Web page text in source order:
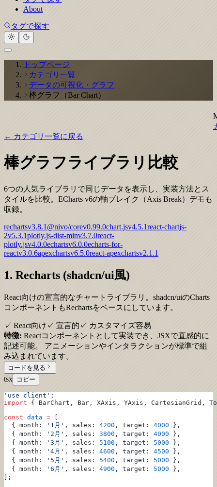
About
タグで探す
トップページ
カテゴリ一覧
データの可視化・グラフ
棒グラフ（Bar Chart）
← カテゴリ一覧に戻る
棒グラフライブラリ比較
6つの人気ライブラリで同じデータを表示し、実装方法とス
タイルを比較。ECharts v6の軸ブレイク（Axis Break）デモも
収録。
rechartsv3.8.1 @nivo/corev0.99.0chart.jsv4.5.1react-chartjs-
2v5.3.1plotly.js-dist-minv3.7.0react-
plotly.jsv4.0.0echartsv6.0.0echarts-for-
reactv3.0.6apexchartsv6.5.0react-apexchartsv2.1.1
1. Recharts (shadcn/ui風)
React向けの宣言的なチャートライブラリ。shadcn/uiのCharts
コンポーネントもRechartsをベースにしています。
✓ React向け ✓ 宣言的 ✓ カスタマイズ容易
特徴: Reactコンポーネントとして実装でき、JSXで直感的に
記述可能。 アニメーションやインタラクションが標準で組
み込まれています。
コードを見る
tsx コピー
'use client' ;
import { BarChart, Bar, XAxis, YAxis, CartesianGrid,
const data = [
  { month:
'1月' , sales: 4200 , target: 4000 },
  { month:
'2月' , sales: 3800 , target: 4000 },
  { month:
'3月' , sales: 5100 , target: 5000 },
  { month:
'4月' , sales: 4600 , target: 4500 },
  { month:
'5月' , sales: 5400 , target: 5000 },
  { month:
'6月' , sales: 4900 , target: 5000 },
];